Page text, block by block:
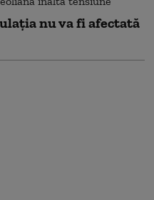
nu va fi afectată